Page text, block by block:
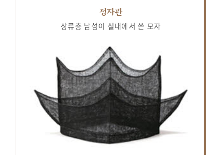
정자관
상류층 남성이 실내에서 쓴 모자